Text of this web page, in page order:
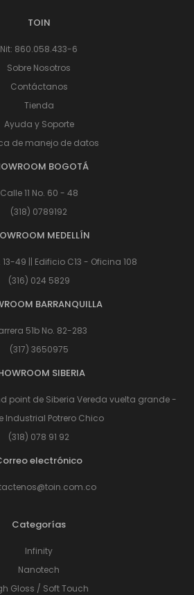
TOIN
Nit: 860.058.433-6
Sobre Nosotros
Contáctanos
Tienda
Ayuda y Soporte
de manejo de datos
BOGOTÁ
Calle 11 No. 60 - 48
(318) 0789192
MEDELLÍN
13-49 || Edificio C13 - Oficina 108
(316) 024 5829
BARRANQUILLA
51b No. 82-283
(317) 3650975
SIBERIA
point de Siberia Vereda vuelta grande -
Industrial Potrero Chico
(318) 078 91 92
electrónico
Categorías
Infinity
Nanotech
Gloss / Soft Touch